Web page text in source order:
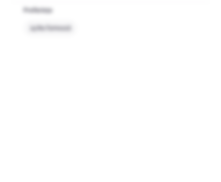
Preferințe
Nu fumează